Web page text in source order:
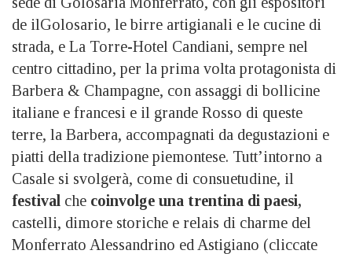
de ilGolosario, le birre artigianali e le cucine di
strada, e La Torre-Hotel Candiani, sempre nel
centro cittadino, per la prima volta protagonista di
Barbera & Champagne, con assaggi di bollicine
italiane e francesi e il grande Rosso di queste
terre, la Barbera, accompagnati da degustazioni e
piatti della tradizione piemontese. Tutt’intorno a
Casale si svolgerà, come di consuetudine, il
festival che coinvolge una trentina di paesi,
castelli, dimore storiche e relais di charme del
Monferrato Alessandrino ed Astigiano (cliccate